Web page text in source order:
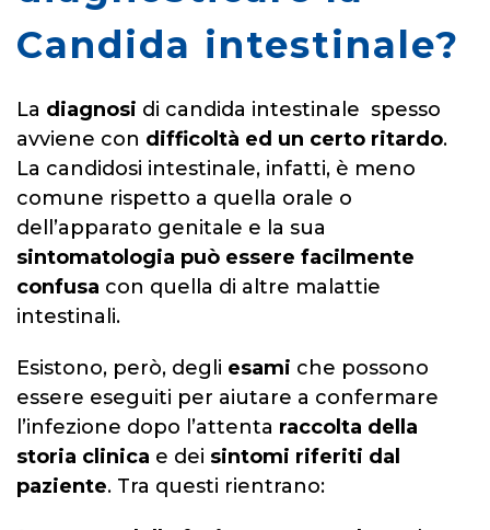
Candida intestinale?
La diagnosi di candida intestinale spesso
avviene con difficoltà ed un certo ritardo.
La candidosi intestinale, infatti, è meno
comune rispetto a quella orale o
dell’apparato genitale e la sua
sintomatologia può essere facilmente
confusa con quella di altre malattie
intestinali.
Esistono, però, degli esami che possono
essere eseguiti per aiutare a confermare
l’infezione dopo l’attenta raccolta della
storia clinica e dei sintomi riferiti dal
paziente. Tra questi rientrano: